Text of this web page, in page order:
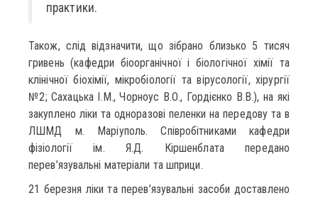
практики.
Також, слід відзначити, що зібрано близько 5 тисяч
гривень (кафедри біоорганічної і біологічної хімії та
клінічної біохімії, мікробіології та вірусології, хірургії
№2; Сахацька І.М., Чорноус В.О., Гордієнко В.В.), на які
закуплено ліки та одноразові пеленки на передову та в
ЛШМД м. Маріуполь. Співробітниками кафедри
фізіології ім. Я.Д. Кіршенблата передано
перев’язувальні матеріали та шприци.
21 березня ліки та перев’язувальні засоби доставлено